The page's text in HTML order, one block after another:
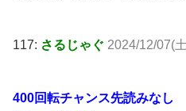
117: さるじゃぐ 2024/12/07(
400回転チャンス先読みなし